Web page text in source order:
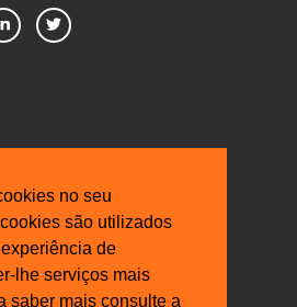
no seu
são utilizados
de
lhe serviços mais
saber mais consulte a
6º